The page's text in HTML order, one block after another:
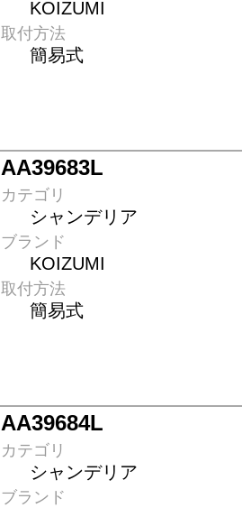
KOIZUMI
取付方法
簡易式
AA39683L
カテゴリ
シャンデリア
ブランド
KOIZUMI
取付方法
簡易式
AA39684L
カテゴリ
シャンデリア
ブランド